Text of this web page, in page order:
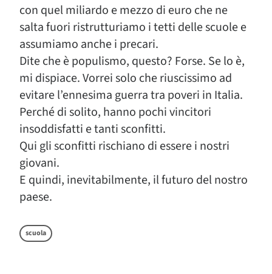
con quel miliardo e mezzo di euro che ne
salta fuori ristrutturiamo i tetti delle scuole e
assumiamo anche i precari.
Dite che è populismo, questo? Forse. Se lo è,
mi dispiace. Vorrei solo che riuscissimo ad
evitare l’ennesima guerra tra poveri in Italia.
Perché di solito, hanno pochi vincitori
insoddisfatti e tanti sconfitti.
Qui gli sconfitti rischiano di essere i nostri
giovani.
E quindi, inevitabilmente, il futuro del nostro
paese.
scuola